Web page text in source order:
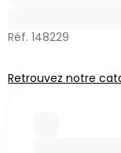
Réf. 148229
Retrouvez notre